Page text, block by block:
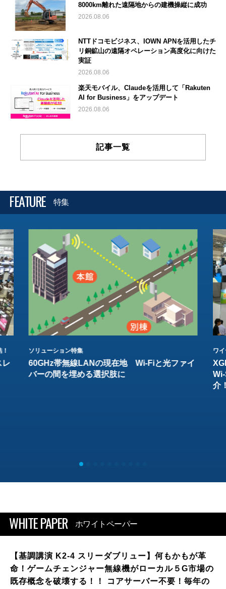
8000km離れた遠隔地からの建機操縦に成功
2026.08.06
NTTドコモビジネス、IOWN APNを活用したチ
リ銅鉱山の遠隔オペレーション高度化に向けた
実証
2026.08.06
楽天モバイル、Claudeを活用して「Rakuten
AI for Business」をアップデート
2026.08.06
記事一覧
FEATURE 特集
レ
ソリューション特集
60GHz帯無線LANの現在地 Wi-Fiと光ファイ
バーの間を埋める選択肢に
ワ
介
WHITE PAPER ホワイトペーパー
【基調講演 K2-4 スリーダブリュー】何もかもが革
命！ゲームチェンジャー無線機がローカル５G市場の
既存概念を破壊する！！ コアサーバー不要！毎年の